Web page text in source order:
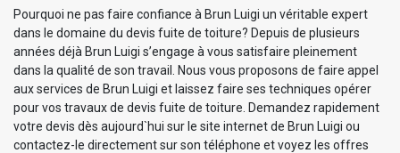
Pourquoi ne pas faire confiance à Brun Luigi un véritable expert
dans le domaine du devis fuite de toiture? Depuis de plusieurs
années déjà Brun Luigi s’engage à vous satisfaire pleinement
dans la qualité de son travail. Nous vous proposons de faire appel
aux services de Brun Luigi et laissez faire ses techniques opérer
pour vos travaux de devis fuite de toiture. Demandez rapidement
votre devis dès aujourd`hui sur le site internet de Brun Luigi ou
contactez-le directement sur son téléphone et voyez les offres